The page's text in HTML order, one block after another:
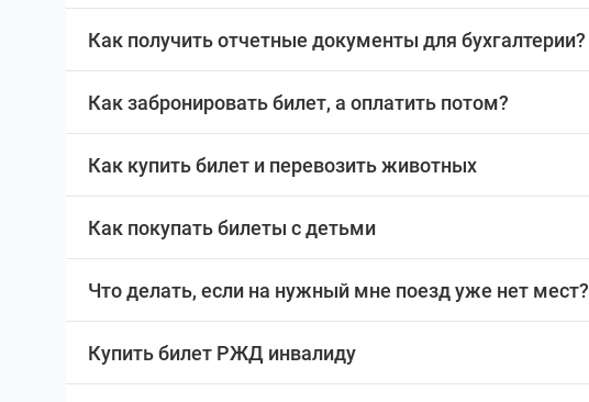
Как получить отчетные документы для бухгалтерии?
Как забронировать билет, а оплатить потом?
Как купить билет и перевозить животных
Как покупать билеты с детьми
Что делать, если на нужный мне поезд уже нет мест?
Купить билет РЖД инвалиду